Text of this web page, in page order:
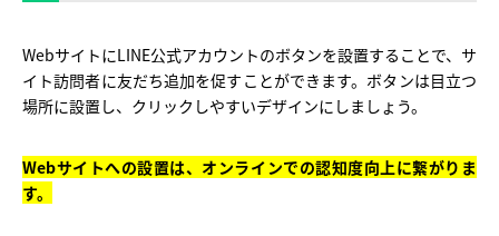
WebサイトにLINE公式アカウントのボタンを設置することで、サ
イト訪問者に友だち追加を促すことができます。ボタンは目立つ
場所に設置し、クリックしやすいデザインにしましょう。
Webサイトへの設置は、オンラインでの認知度向上に繋がりま
す。